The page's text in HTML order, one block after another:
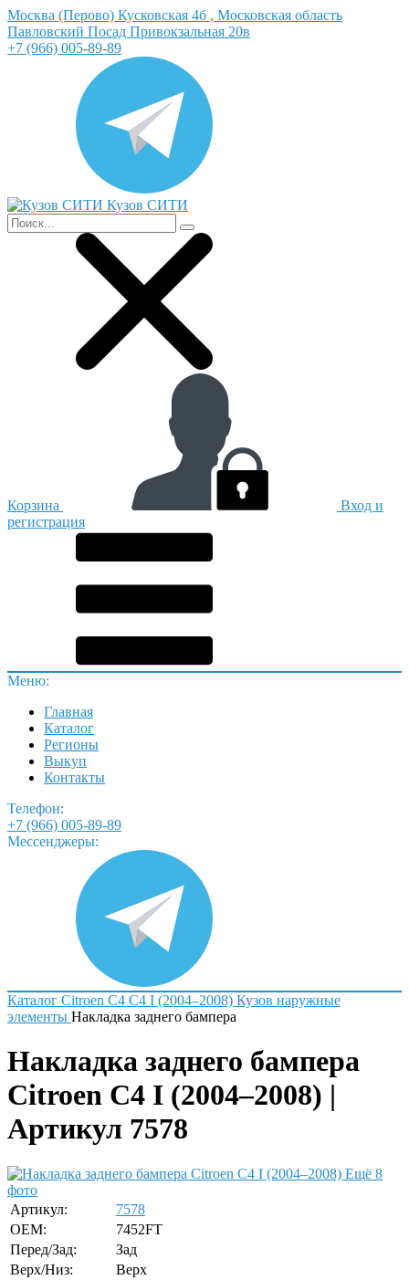
Москва (Перово) Кусковская 4б , Московская область
Павловский Посад Привокзальная 20в
+7 (966) 005-89-89
Кузов СИТИ
Корзина
Вход и
регистрация
Меню:
Главная
Каталог
Регионы
Выкуп
Контакты
Телефон:
+7 (966) 005-89-89
Мессенджеры:
Каталог Citroen C4 C4 I (2004–2008) Кузов наружные
элементы Накладка заднего бампера
Накладка заднего бампера
Citroen C4 I (2004–2008) |
Артикул 7578
Ещё 8
фото
Артикул:
7578
OEM:
7452FT
Перед/Зад:
Зад
Верх/Низ:
Верх